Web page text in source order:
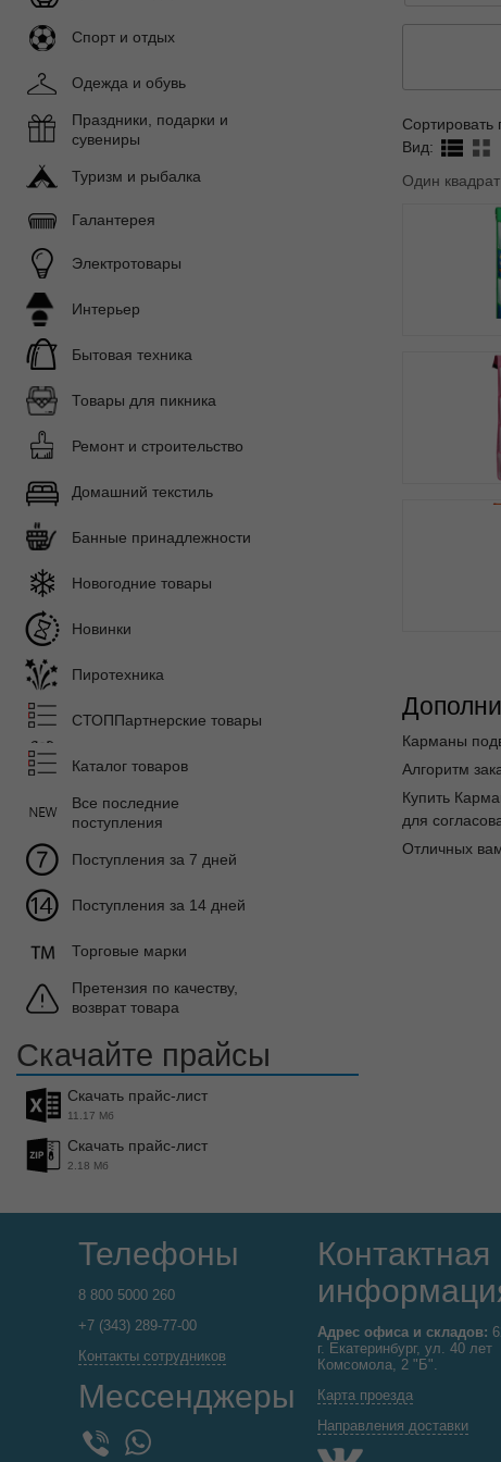
Сортировать
Вид:
Один
Карманы
Алгоритм
Купить
для
Отличных
Спорт и отдых
Одежда и обувь
Праздники, подарки и
сувениры
Туризм и рыбалка
Галантерея
Электротовары
Интерьер
Бытовая техника
Товары для пикника
Ремонт и строительство
Домашний текстиль
Банные принадлежности
Новогодние товары
Новинки
Пиротехника
СТОППартнерские товары
Каталог товаров
Все последние
поступления
Поступления за 7 дней
Поступления за 14 дней
Торговые марки
Претензия по качеству,
возврат товара
Скачайте прайсы
Скачать прайс-лист
11.17 Мб
Скачать прайс-лист
2.18 Мб
Телефоны
8 800 5000 260
+7 (343) 289-77-00
Контакты сотрудников
Мессенджеры
WhatsApp
Контактная
Адрес офиса и складов:
г. Екатеринбург, ул. 40 лет
Комсомола, 2 "Б".
Карта проезда
Направления доставки